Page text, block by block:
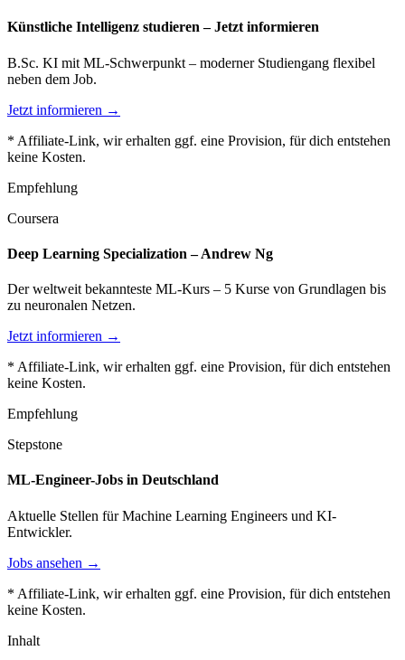
Künstliche Intelligenz studieren – Jetzt informieren
B.Sc. KI mit ML-Schwerpunkt – moderner Studiengang flexibel
neben dem Job.
Jetzt informieren →
* Affiliate-Link, wir erhalten ggf. eine Provision, für dich entstehen
keine Kosten.
Empfehlung
Coursera
Deep Learning Specialization – Andrew Ng
Der weltweit bekannteste ML-Kurs – 5 Kurse von Grundlagen bis
zu neuronalen Netzen.
Jetzt informieren →
* Affiliate-Link, wir erhalten ggf. eine Provision, für dich entstehen
keine Kosten.
Empfehlung
Stepstone
ML-Engineer-Jobs in Deutschland
Aktuelle Stellen für Machine Learning Engineers und KI-
Entwickler.
Jobs ansehen →
* Affiliate-Link, wir erhalten ggf. eine Provision, für dich entstehen
keine Kosten.
Inhalt